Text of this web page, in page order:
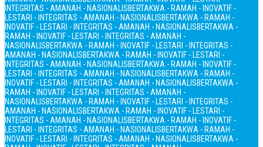
INTEGRITAS - AMANAH - NASIONALISBERTAKWA - RAMAH - INOVATIF -
LESTARI - INTEGRITAS - AMANAH - NASIONALISBERTAKWA - RAMAH -
INOVATIF - LESTARI - INTEGRITAS - AMANAH - NASIONALISBERTAKWA -
RAMAH - INOVATIF - LESTARI - INTEGRITAS - AMANAH -
NASIONALISBERTAKWA - RAMAH - INOVATIF - LESTARI - INTEGRITAS -
AMANAH - NASIONALISBERTAKWA - RAMAH - INOVATIF - LESTARI -
INTEGRITAS - AMANAH - NASIONALISBERTAKWA - RAMAH - INOVATIF -
LESTARI - INTEGRITAS - AMANAH - NASIONALISBERTAKWA - RAMAH -
INOVATIF - LESTARI - INTEGRITAS - AMANAH - NASIONALISBERTAKWA -
RAMAH - INOVATIF - LESTARI - INTEGRITAS - AMANAH -
NASIONALISBERTAKWA - RAMAH - INOVATIF - LESTARI - INTEGRITAS -
AMANAH - NASIONALISBERTAKWA - RAMAH - INOVATIF - LESTARI -
INTEGRITAS - AMANAH - NASIONALISBERTAKWA - RAMAH - INOVATIF -
LESTARI - INTEGRITAS - AMANAH - NASIONALISBERTAKWA - RAMAH -
INOVATIF - LESTARI - INTEGRITAS - AMANAH - NASIONALISBERTAKWA -